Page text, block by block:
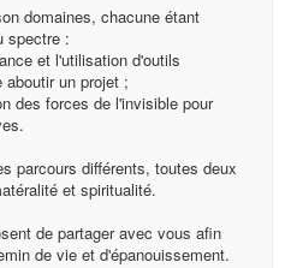
domaines, chacune étant
spectre :
et l'utilisation d'outils
un projet ;
des forces de l'invisible pour
parcours différents, toutes deux
et spiritualité.
de partager avec vous afin
de vie et d'épanouissement.